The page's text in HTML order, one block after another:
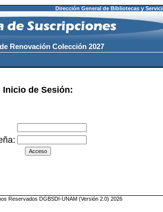
Dirección General de Bibliotecas y
Renovación Colección 2027
Inicio de Sesión:
Reservados DGBSDI-UNAM (Versión 2.0) 2026